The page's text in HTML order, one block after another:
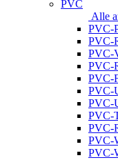
PVC
Alle
PVC-
PVC-
PVC-
PVC-
PVC-
PVC-
PVC-
PVC-
PVC-
PVC-
PVC-